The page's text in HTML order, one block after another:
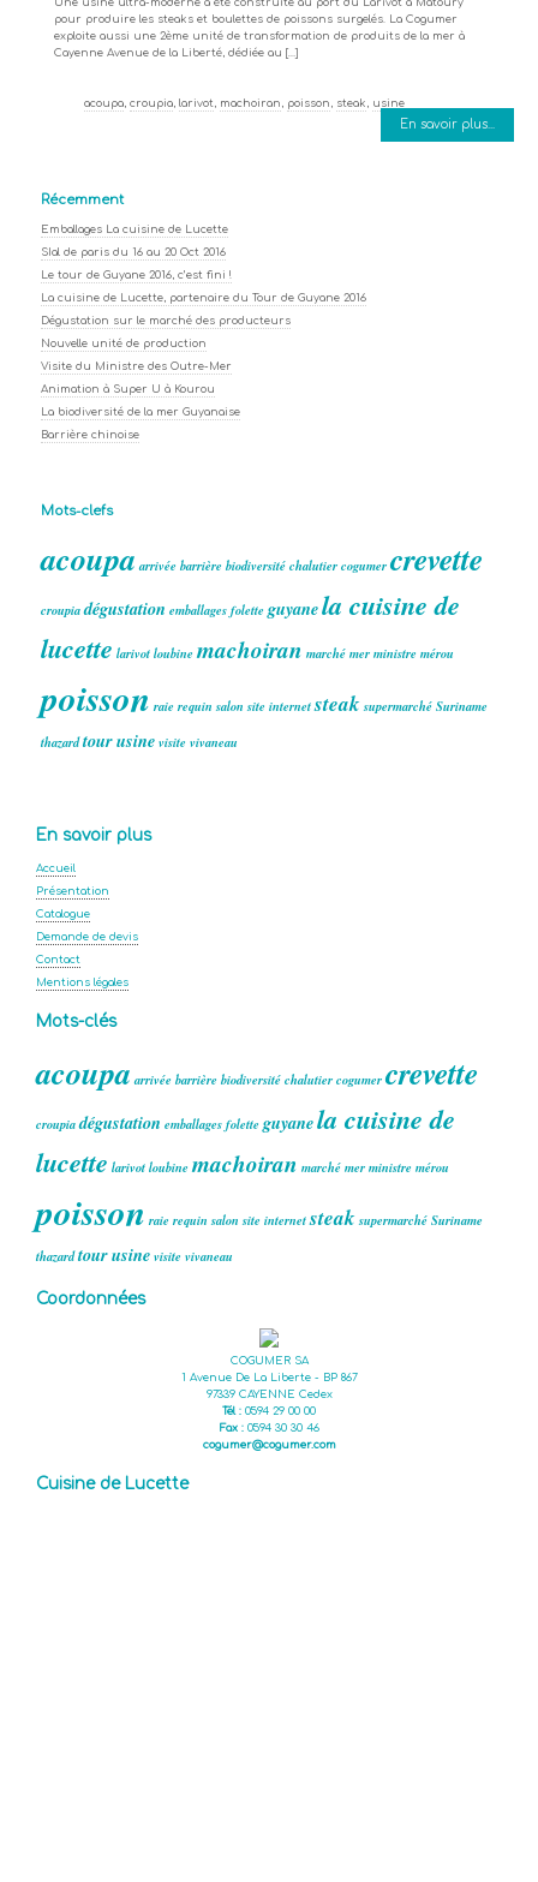
Une usine ultra-moderne a été construite au port du Larivot à Matoury
pour produire les steaks et boulettes de poissons surgelés. La Cogumer
exploite aussi une 2ème unité de transformation de produits de la mer à
Cayenne Avenue de la Liberté, dédiée au […]
En savoir plus...
acoupa croupia larivot machoiran poisson steak usine
Récemment
Emballages La cuisine de Lucette
SIal de paris du 16 au 20 Oct 2016
Le tour de Guyane 2016, c’est fini !
La cuisine de Lucette, partenaire du Tour de Guyane 2016
Dégustation sur le marché des producteurs
Nouvelle unité de production
Visite du Ministre des Outre-Mer
Animation à Super U à Kourou
La biodiversité de la mer Guyanaise
Barrière chinoise
Mots-clefs
acoupa arrivée barrière biodiversité chalutier cogumer crevette
croupia dégustation emballages folette guyanela cuisine de
lucette larivot loubine machoiran marché mer ministre mérou
poisson raie requin salon site internet steak supermarché Suriname
thazard tourusine visite vivaneau
En savoir plus
Accueil
Présentation
Catalogue
Demande de devis
Contact
Mentions légales
Mots-clés
acoupa arrivée barrière biodiversité chalutier cogumer crevette
croupia dégustation emballages folette guyanela cuisine de
lucette larivot loubine machoiran marché mer ministre mérou
poisson raie requin salon site internet steak supermarché Suriname
thazard tourusine visite vivaneau
Coordonnées
COGUMER SA
1 Avenue De La Liberte - BP 867
97339 CAYENNE Cedex
Tél : 0594 29 00 00
Fax :0594 30 30 46
cogumer@cogumer.com
Cuisine de Lucette